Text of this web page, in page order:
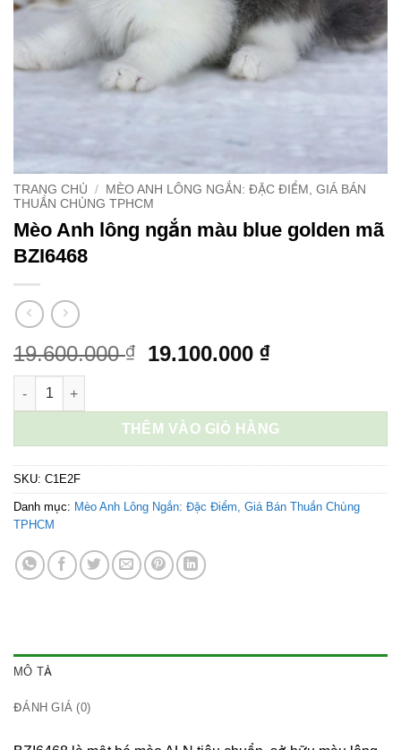
TRANG CHỦ / MÈO ANH LÔNG NGẮN: ĐẶC ĐIỂM, GIÁ BÁN
THUẦN CHỦNG TPHCM
Mèo Anh lông ngắn màu blue golden mã
BZI6468
19.600.000₫
Giá
19.600.000 ₫.
19.100.000₫Giá
là:
19.100.000 ₫.
Mèo Anh lông ngắn màu blue golden mã BZI6468 số lượng
THÊM VÀO GIỎ HÀNG
SKU: C1E2F
Danh mục: Mèo Anh Lông Ngắn: Đặc Điểm, Giá Bán Thuần Chủng
TPHCM
MÔ TẢ
ĐÁNH GIÁ (0)